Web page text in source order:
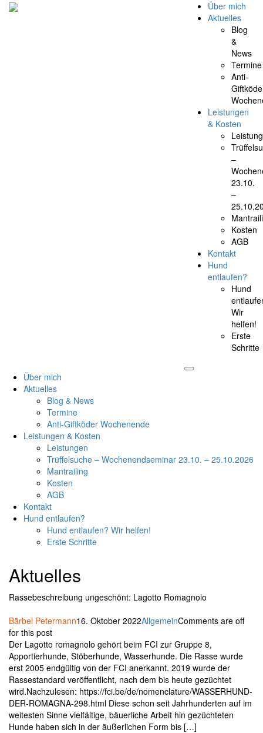
Über mich
Aktuelles
Blog
&
News
Termine
Anti-
Leistungen
& Kosten
–
23.10.
–
Kosten
AGB
Kontakt
Hund
entlaufen?
Hund
Wir
helfen!
Erste
Schritte
Über mich
Aktuelles
Blog & News
Termine
Anti-Giftköder Wochenende
Leistungen & Kosten
Leistungen
Trüffelsuche – Wochenendseminar 23.10. – 25.10.2026
Mantrailing
Kosten
AGB
Kontakt
Hund entlaufen?
Hund entlaufen? Wir helfen!
Erste Schritte
Aktuelles
Rassebeschreibung ungeschönt: Lagotto Romagnolo
Bärbel Petermann16. Oktober 2022AllgemeinComments are off
for this post
Der Lagotto romagnolo gehört beim FCI zur Gruppe 8,
Apportierhunde, Stöberhunde, Wasserhunde. Die Rasse wurde
erst 2005 endgültig von der FCI anerkannt. 2019 wurde der
Rassestandard veröffentlicht, nach dem bis heute gezüchtet
wird.Nachzulesen: https://fci.be/de/nomenclature/WASSERHUND-
DER-ROMAGNA-298.html Diese schon seit Jahrhunderten auf im
weitesten Sinne vielfältige, bäuerliche Arbeit hin gezüchteten
Hunde haben sich in der äußerlichen Form bis […]